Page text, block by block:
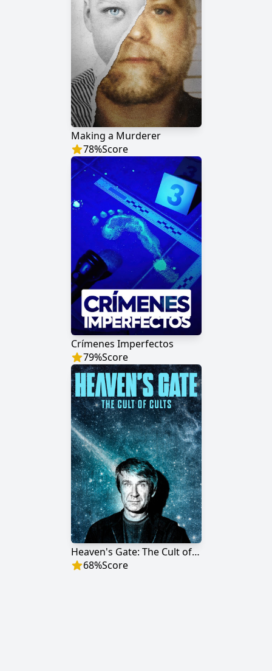
Making a Murderer
78%Score
Crímenes Imperfectos
79%Score
Heaven's Gate: The Cult of Cults
68%Score